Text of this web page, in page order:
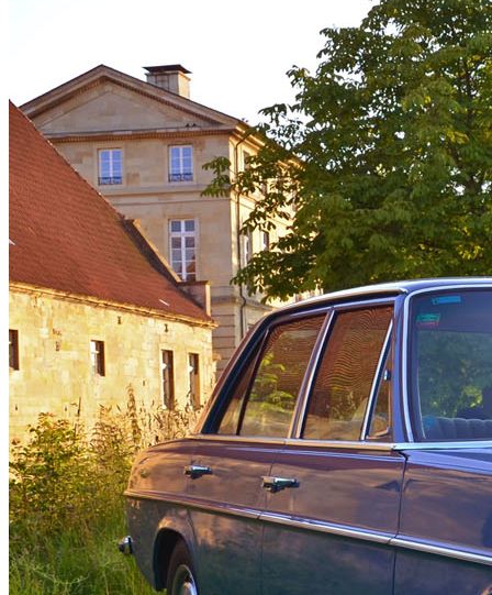
Billerbeck
Coesfeld
Dülmen
Havixbeck
Lüdinghausen
Merfeld
Nordkirchen
Senden
Kreis Steinfurt
Greven
Laer
Metelen
Steinfurt
Nordwalde
Rheine
Welbergen
Kreis Warendorf
Warendorf
Münster
Erweitertes Münsterland
Dörenthe
Flaesheim
Olfen
Haltern am See
Lembeck
Lengerich
Tecklenburg